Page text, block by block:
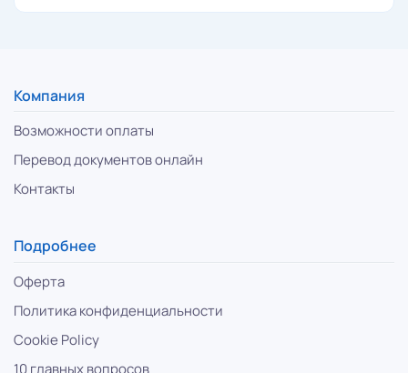
Компания
Возможности оплаты
Перевод документов онлайн
Контакты
Подробнее
Оферта
Политика конфиденциальности
Cookie Policy
10 главных вопросов